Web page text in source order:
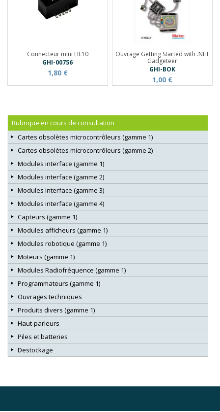
Connecteur mini HE10
GHI-00756
1,80 €
Ouvrage Getting Started with .NET
Gadgeteer
GHI-BOK
1,00 €
Rubrique en cours de consultation
Cartes obsolètes microcontrôleurs (gamme 1)
Cartes obsolètes microcontrôleurs (gamme 2)
Modules interface (gamme 1)
Modules interface (gamme 2)
Modules interface (gamme 3)
Modules interface (gamme 4)
Capteurs (gamme 1)
Modules afficheurs (gamme 1)
Modules robotique (gamme 1)
Moteurs (gamme 1)
Modules Radiofréquence (gamme 1)
Programmateurs (gamme 1)
Ouvrages techniques
Produits divers (gamme 1)
Haut-parleurs
Piles et batteries
Destockage